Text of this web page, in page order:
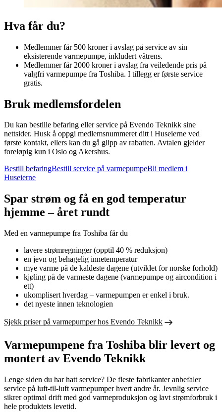
Hva får du?
Medlemmer får 500 kroner i avslag på service av sin
eksisterende varmepumpe, inkludert våtrens.
Medlemmer får 2000 kroner i avslag fra veiledende pris på
valgfri varmepumpe fra Toshiba. I tillegg er første service
gratis.
Bruk medlemsfordelen
Du kan bestille befaring eller service på Evendo Teknikk sine
nettsider. Husk å oppgi medlemsnummeret ditt i Huseierne ved
første kontakt, ellers kan du gå glipp av rabatten. Avtalen gjelder
foreløpig kun i Oslo og Akershus.
Bestill befaringBestill service på varmepumpeBli medlem i
Huseierne
Spar strøm og få en god temperatur
hjemme – året rundt
Med en varmepumpe fra Toshiba får du
lavere strømregninger (opptil 40 % reduksjon)
en jevn og behagelig innetemperatur
mye varme på de kaldeste dagene (utviklet for norske forhold)
kjøling på de varmeste dagene (varmepumpe og aircondition i
ett)
ukomplisert hverdag – varmepumpen er enkel i bruk.
det nyeste innen teknologien
Sjekk priser på varmepumper hos Evendo Teknikk
Varmepumpene fra Toshiba blir levert og
montert av Evendo Teknikk
Lenge siden du har hatt service? De fleste fabrikanter anbefaler
service på luft-til-luft varmepumper hvert andre år. Jevnlig service
sikrer optimal drift med god varmeproduksjon og lavt strømforbruk i
hele produktets levetid.